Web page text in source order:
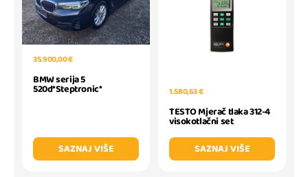
35.900,00 €
BMW serija 5
520d*Steptronic*
SAZNAJ VIŠE
1.580,63 €
TESTO Mjerač tlaka 312-4
visokotlačni set
SAZNAJ VIŠE